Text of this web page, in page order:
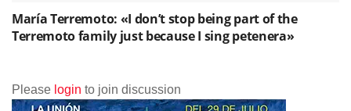
María Terremoto: «I don’t stop being part of the
Terremoto family just because I sing petenera»
Please login to join discussion